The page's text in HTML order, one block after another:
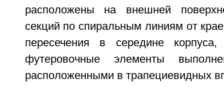
расположены на внешней
секций по спиральным линиям от
пересечения в середине
футеровочные элементы
расположенными в трапециевидных